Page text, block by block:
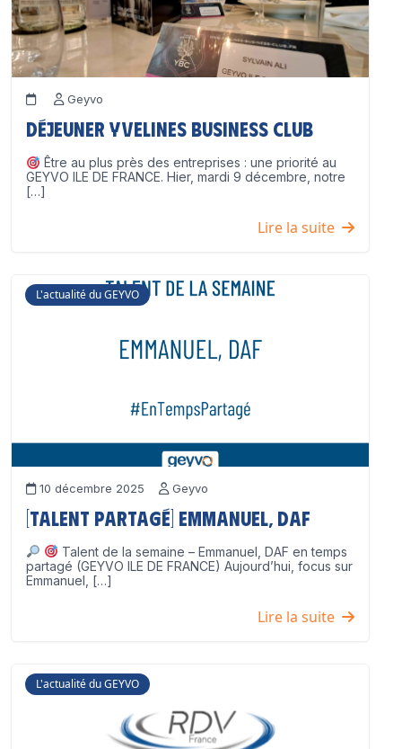
Geyvo
Déjeuner Yvelines Business Club
Être au plus près des entreprises : une priorité au
GEYVO ILE DE FRANCE. Hier, mardi 9 décembre, notre
[…]
Lire la suite
L'actualité du GEYVO
10 décembre 2025 Geyvo
[Talent partagé] Emmanuel, DAF
Talent de la semaine – Emmanuel, DAF en temps
partagé (GEYVO ILE DE FRANCE) Aujourd’hui, focus sur
Emmanuel, […]
Lire la suite
L'actualité du GEYVO